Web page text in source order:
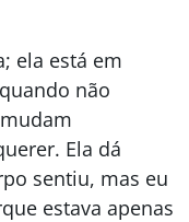
ela está em
não
Ela dá
sentiu, mas eu
estava apenas